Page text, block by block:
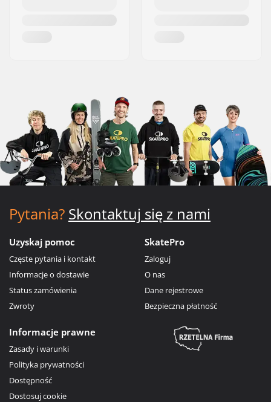
Pytania? Skontaktuj się z nami
Uzyskaj pomoc
Częste pytania i kontakt
Informacje o dostawie
Status zamówienia
Zwroty
SkatePro
Zaloguj
O nas
Dane rejestrowe
Bezpieczna płatność
Informacje prawne
Zasady i warunki
Polityka prywatności
Dostępność
Dostosuj cookie